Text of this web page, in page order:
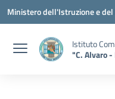
Vai ai contenuti
Vai al menu di navigazione
Vai al footer
Ministero dell'Istruzione e
Istituto
"C. Alvaro